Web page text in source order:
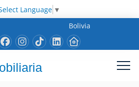
Language ▼
Bolivia